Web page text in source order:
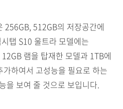
256GB, 512GB의 저장공간에
탭 S10 울트라 모델에는
램을 탑재한 모델과 1TB에
하여서 고성능을 필요로 하는
을 보여 줄 것으로 보입니다.